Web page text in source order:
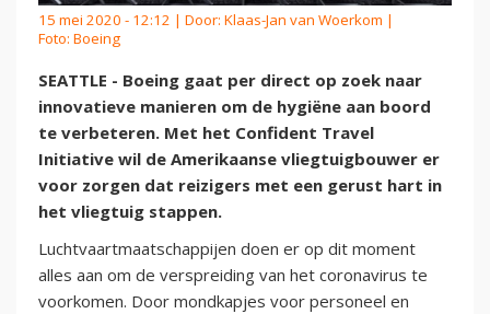
15 mei 2020 - 12:12 | Door: Klaas-Jan van Woerkom |
Foto: Boeing
SEATTLE - Boeing gaat per direct op zoek naar
innovatieve manieren om de hygiëne aan boord
te verbeteren. Met het Confident Travel
Initiative wil de Amerikaanse vliegtuigbouwer er
voor zorgen dat reizigers met een gerust hart in
het vliegtuig stappen.
Luchtvaartmaatschappijen doen er op dit moment
alles aan om de verspreiding van het coronavirus te
voorkomen. Door mondkapjes voor personeel en